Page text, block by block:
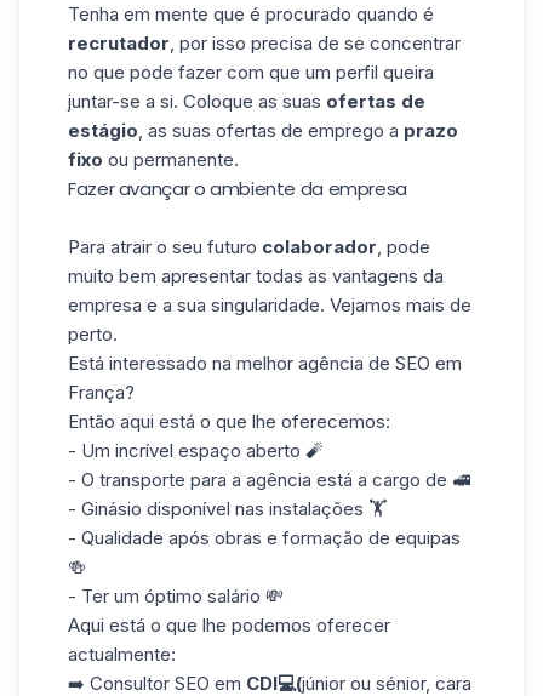
Tenha em mente que é procurado quando é
recrutador , por isso precisa de se concentrar
no que pode fazer com que um perfil queira
juntar-se a si. Coloque as suas ofertas de
estágio , as suas ofertas de emprego a prazo
fixo ou permanente.
Fazer avançar o ambiente da empresa
Para atrair o seu futuro colaborador , pode
muito bem apresentar todas as vantagens da
empresa e a sua singularidade. Vejamos mais de
perto.
Está interessado na melhor agência de SEO em
França?
Então aqui está o que lhe oferecemos:
- Um incrível espaço aberto 🧨
- O transporte para a agência está a cargo de 🚅
- Ginásio disponível nas instalações 🏋️
- Qualidade após obras e formação de equipas
🍻
- Ter um óptimo salário 💸
Aqui está o que lhe podemos oferecer
actualmente:
➡️ Consultor SEO em CDI💻(júnior ou sénior, cara